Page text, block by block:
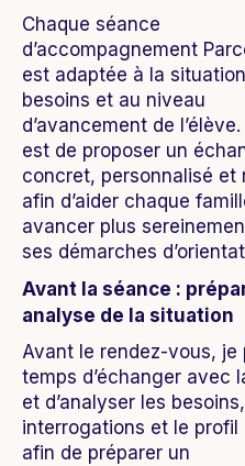
Chaque séance
d’accompagnement
est adaptée à la
besoins et au niveau
d’avancement de l’élève.
est de proposer un
concret, personnalisé et
afin d’aider chaque
avancer plus
ses démarches
Avant la séance :
analyse de la situation
Avant le rendez-vous, je
temps d’échanger avec
et d’analyser les
interrogations et le profil
afin de préparer un